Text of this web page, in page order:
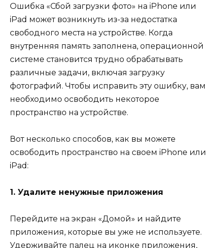
Ошибка «Сбой загрузки фото» на iPhone или
iPad может возникнуть из-за недостатка
свободного места на устройстве. Когда
внутренняя память заполнена, операционной
системе становится трудно обрабатывать
различные задачи, включая загрузку
фотографий. Чтобы исправить эту ошибку, вам
необходимо освободить некоторое
пространство на устройстве.
Вот несколько способов, как вы можете
освободить пространство на своем iPhone или
iPad:
1. Удалите ненужные приложения
Перейдите на экран «Домой» и найдите
приложения, которые вы уже не используете.
Удерживайте палец на иконке приложения,